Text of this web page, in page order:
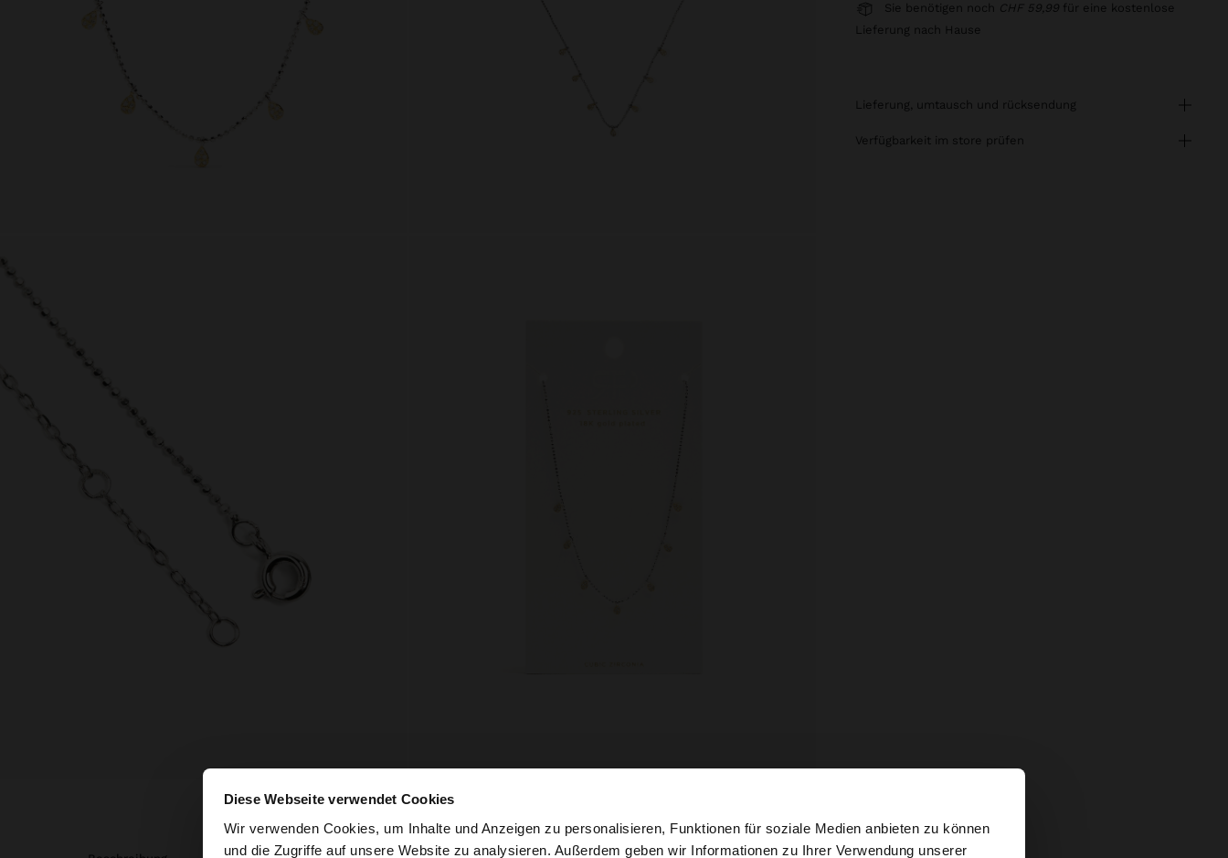
Diese Webseite verwendet Cookies
Wir verwenden Cookies, um Inhalte und Anzeigen zu personalisieren, Funktionen für soziale Medien anbieten zu können
und die Zugriffe auf unsere Website zu analysieren. Außerdem geben wir Informationen zu Ihrer Verwendung unserer
hallo ×
Sie benötigen noch CHF 59,99 für eine kostenlose
Lieferung nach Hause
lieferung, umtausch und rücksendung
verfügbarkeit im store prüfen